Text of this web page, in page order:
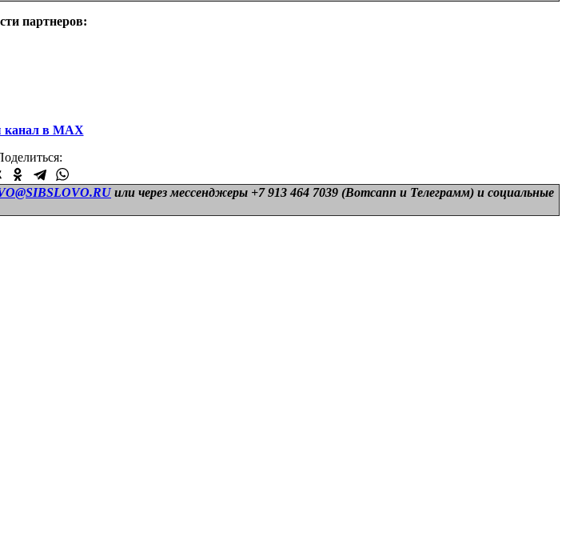
партнеров:
в МАХ
или через мессенджеры +7 913 464 7039 (Вотсапп и Телеграмм) и социальные